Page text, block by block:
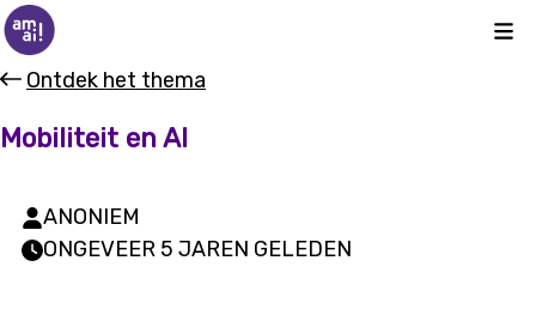
Ontdek het thema
Mobiliteit en AI
ANONIEM
ONGEVEER 5 JAREN GELEDEN